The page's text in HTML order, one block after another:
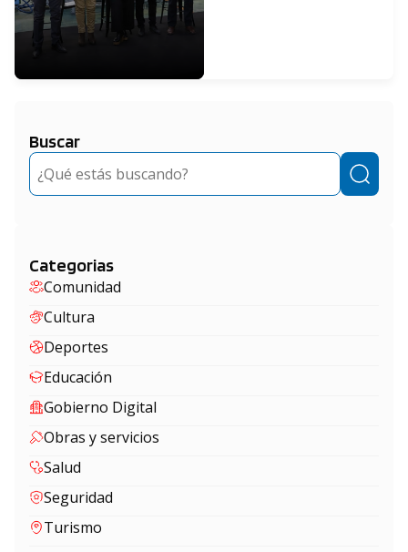
Buscar
Buscar
Categorias
Comunidad
Cultura
Deportes
Educación
Gobierno Digital
Obras y servicios
Salud
Seguridad
Turismo